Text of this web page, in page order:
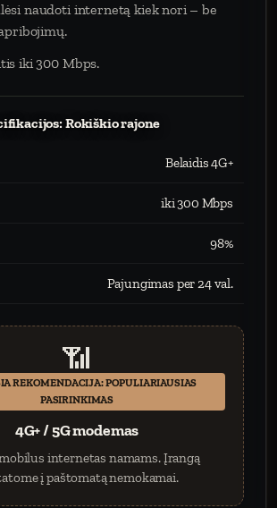
naudoti internetą kiek nori – be
iki 300 Mbps.
Rokiškio rajone
Belaidis 4G+
iki 300 Mbps
98%
Pajungimas per 24 val.
📶
REKOMENDACIJA: POPULIARIAUSIAS
PASIRINKIMAS
4G+ / 5G modemas
internetas namams. Įrangą
į paštomatą nemokamai.